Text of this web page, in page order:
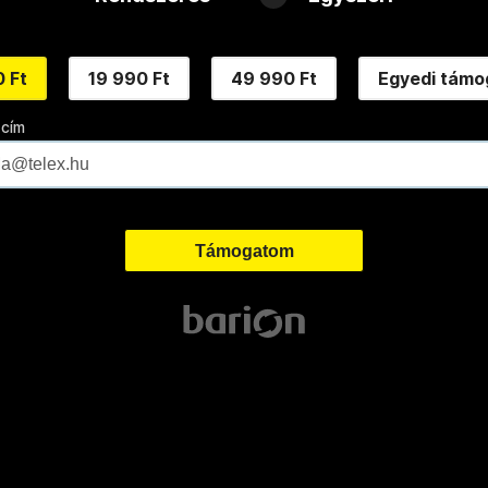
Ft 19 990 Ft 49 990 Ft Egyedi